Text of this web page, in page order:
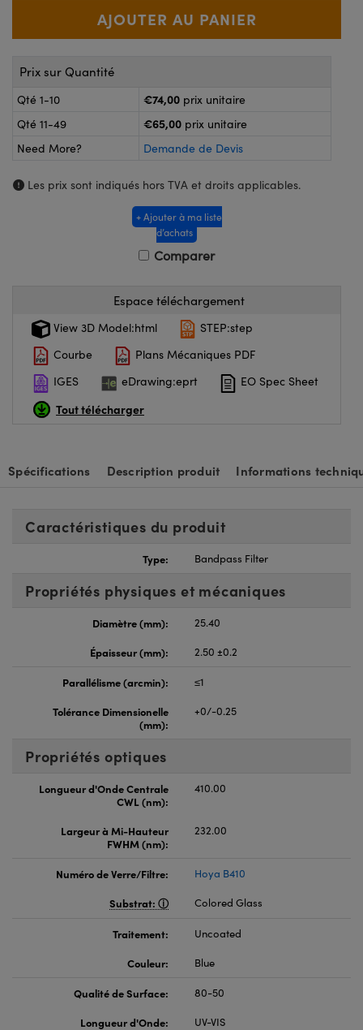
ou Coupleurs
de Poche ou à Mesure Directe
: Microscopie
: Caméras
Labs™
Prix sur Quantité
Qté 1-10 €74,00 prix unitaire
Qté 11-49
€65,00 prix unitaire
Need More?
Demande de Devis
Les prix sont indiqués hors TVA et droits applicables.
+ Ajouter à ma liste
d’achats
Comparer
Espace téléchargement
View 3D Model:html
STEP:step
Courbe
Plans Mécaniques PDF
IGES
eDrawing:eprt EO Spec Sheet
Tout télécharger
Spécifications Description produit Informations
Caractéristiques du produit
Type: Bandpass Filter
Propriétés physiques et mécaniques
Diamètre (mm):
25.40
Épaisseur (mm):
2.50 ±0.2
Parallélisme (arcmin):
≤1
Tolérance Dimensionelle
(mm):
+0/-0.25
Propriétés optiques
Longueur d'Onde Centrale
CWL (nm):
410.00
Largeur à Mi-Hauteur
FWHM (nm):
232.00
Numéro de Verre/Filtre:
Hoya B410
Substrat:
Colored Glass
Traitement:
Uncoated
Couleur:
Blue
Qualité de Surface:
80-50
Longueur d'Onde:
UV-VIS